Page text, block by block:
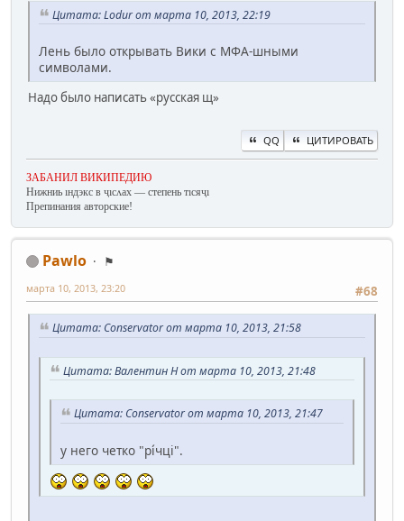
Цитата: Lodur от марта 10, 2013, 22:19
Лень было открывать Вики с МФА-шными
символами.
Надо было написать «русская щ»
QQ ЦИТИРОВАТЬ
ЗАБАНИЛ ВИКИПЕДИЮ
Нижниь ıндэкс в ҷıсʌах — степень тıсяҷı
Препинания авторские!
Pawlo
⚑
#68
марта 10, 2013, 23:20
Цитата: Conservator от марта 10, 2013, 21:58
Цитата: Валентин Н от марта 10, 2013, 21:48
Цитата: Conservator от марта 10, 2013, 21:47
у него четко "рі́чці".